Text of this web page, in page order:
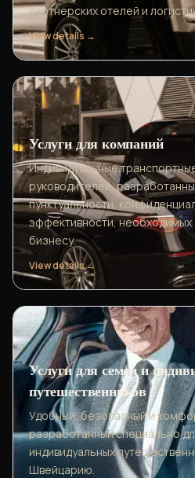
партнерских отелей и
View details →
Услуги для компаний
Индивидуальные
руководителей,
пунктуальности,
эффективности,
бизнесу.
View details →
Услуги для семей и
путешественников
Удобный, безопасный и
разработанный специально
индивидуальных
Швейцарию.